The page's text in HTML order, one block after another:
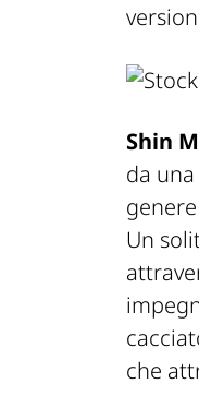
Shin
da
Un
che